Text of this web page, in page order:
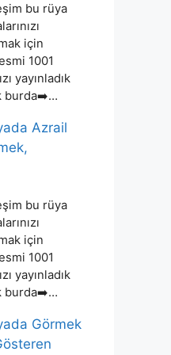
bu rüya
için
1001
yayınladık
burda➡️…
Azrail
bu rüya
için
1001
yayınladık
burda➡️…
Görmek